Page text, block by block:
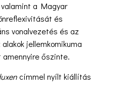
a Magyar
és
vonalvezetés és az
jellemkomikuma
őszinte.
címmel nyílt kiállítás